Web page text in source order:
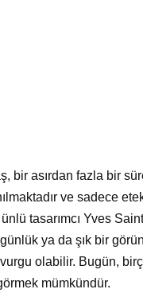
bir asırdan fazla bir
ve sadece
tasarımcı Yves
ya da şık bir
olabilir. Bugün,
mümkündür.